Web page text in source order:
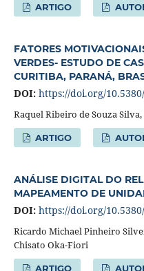
ARTIGO
FATORES
VERDES- ESTUDO DE
CURITIBA, PARANÁ,
DOI: https://doi.org/
Raquel Ribeiro de Souza
ARTIGO
ANÁLISE DIGITAL DO
MAPEAMENTO DE
DOI: https://doi.org/
Ricardo Michael Pinheiro
Chisato Oka-Fiori
ARTIGO